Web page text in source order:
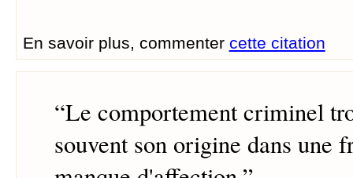
En savoir plus, commenter cette citation
“Le comportement criminel
souvent son origine dans une